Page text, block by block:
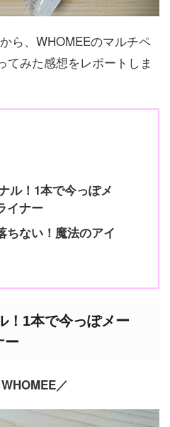
ら、WHOMEEのマルチペ
てみた感想をレポートしま
ル！1本で今っぽメ
イナー
ちない！魔法のアイ
！1本で今っぽメー
ー
／